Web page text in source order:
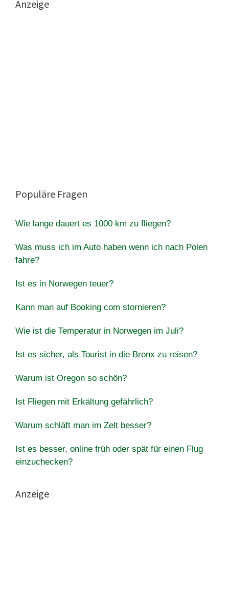
Anzeige
Populäre Fragen
Wie lange dauert es 1000 km zu fliegen?
Was muss ich im Auto haben wenn ich nach Polen
fahre?
Ist es in Norwegen teuer?
Kann man auf Booking com stornieren?
Wie ist die Temperatur in Norwegen im Juli?
Ist es sicher, als Tourist in die Bronx zu reisen?
Warum ist Oregon so schön?
Ist Fliegen mit Erkältung gefährlich?
Warum schläft man im Zelt besser?
Ist es besser, online früh oder spät für einen Flug
einzuchecken?
Anzeige